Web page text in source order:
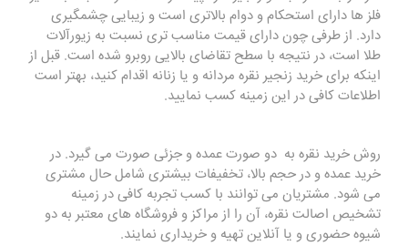
فلز ها دارای استحکام و دوام بالاتری است و زیبایی چشمگیری
دارد. از طرفی چون دارای قیمت مناسب تری نسبت به زیورآلات
طلا است، در نتیجه با سطح تقاضای بالایی روبرو شده است. قبل از
اینکه برای خرید زنجیر نقره مردانه و یا زنانه اقدام کنید، بهتر است
اطلاعات کافی در این زمینه کسب نمایید.
روش خرید نقره به دو صورت عمده و جزئی صورت می گیرد. در
خرید عمده و در حجم بالا، تخفیفات بیشتری شامل حال مشتری
می شود. مشتریان می توانند با کسب تجربه کافی در زمینه
تشخیص اصالت نقره، آن را از مراکز و فروشگاه های معتبر به دو
شیوه حضوری و یا آنلاین تهیه و خریداری نمایند.